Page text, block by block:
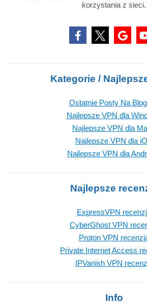
korzystania z sieci.
Kategorie /
Ostatnie Posty Na
Najlepsze VPN dla
Najlepsze VPN dla
Najlepsze VPN dla
Najlepsze VPN dla
Najlepsze
ExpressVPN
CyberGhost VPN
Proton VPN
Private Internet Access
IPVanish VPN
Info